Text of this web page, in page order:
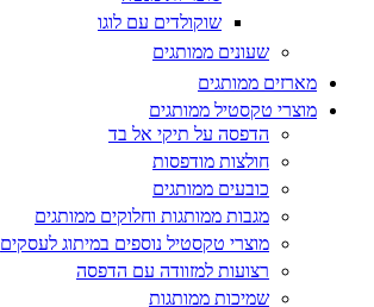
שוקולדים עם לוגו
שעונים ממותגים
מארזים ממותגים
מוצרי טקסטיל ממותגים
הדפסה על תיקי אל בד
חולצות מודפסות
כובעים ממותגים
מגבות ממותגות וחלוקים ממותגים
מוצרי טקסטיל נוספים במיתוג לעסקים
רצועות למזוודה עם הדפסה
שמיכות ממותגות